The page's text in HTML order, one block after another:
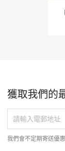
獲取我們的
我們會不定期寄送優